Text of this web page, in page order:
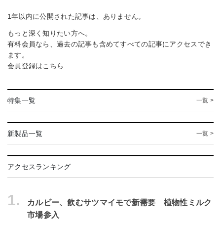
1年以内に公開された記事は、ありません。
もっと深く知りたい方へ。
有料会員なら、過去の記事も含めてすべての記事にアクセスでき
ます。
会員登録はこちら
特集一覧 一覧 >
新製品一覧 一覧 >
アクセスランキング
1.
カルビー、飲むサツマイモで新需要 植物性ミルク
市場参入